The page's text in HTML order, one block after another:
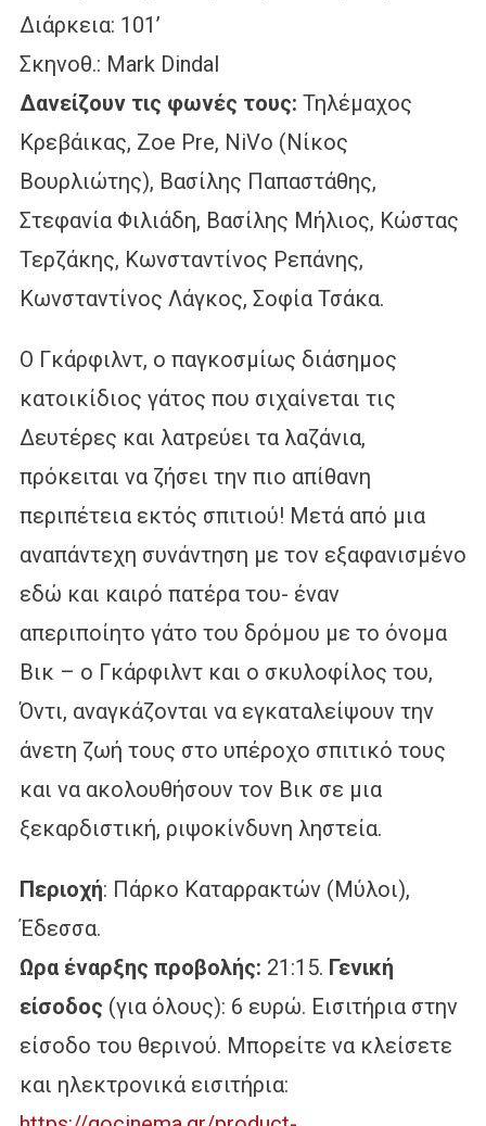
Διάρκεια: 101’
Σκηνοθ.: Mark Dindal
Δανείζουν τις φωνές τους: Τηλέμαχος
Κρεβάικας, Zoe Pre, NiVo (Νίκος
Βουρλιώτης), Βασίλης Παπαστάθης,
Στεφανία Φιλιάδη, Βασίλης Μήλιος, Κώστας
Τερζάκης, Κωνσταντίνος Ρεπάνης,
Κωνσταντίνος Λάγκος, Σοφία Τσάκα.
O Γκάρφιλντ, ο παγκοσμίως διάσημος
κατοικίδιος γάτος που σιχαίνεται τις
Δευτέρες και λατρεύει τα λαζάνια,
πρόκειται να ζήσει την πιο απίθανη
περιπέτεια εκτός σπιτιού! Μετά από μια
αναπάντεχη συνάντηση με τον εξαφανισμένο
εδώ και καιρό πατέρα του- έναν
απεριποίητο γάτο του δρόμου με το όνομα
Βικ – ο Γκάρφιλντ και ο σκυλοφίλος του,
Όντι, αναγκάζονται να εγκαταλείψουν την
άνετη ζωή τους στο υπέροχο σπιτικό τους
και να ακολουθήσουν τον Βικ σε μια
ξεκαρδιστική, ριψοκίνδυνη ληστεία.
Περιοχή: Πάρκο Καταρρακτών (Μύλοι),
Έδεσσα.
Ωρα έναρξης προβολής: 21:15. Γενική
είσοδος (για όλους): 6 ευρώ. Εισιτήρια στην
είσοδο του θερινού. Μπορείτε να κλείσετε
και ηλεκτρονικά εισιτήρια: